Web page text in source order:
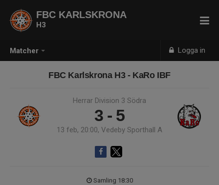
Matcher Logga in
FBC KARLSKRONA
H3
FBC Karlskrona H3 - KaRo IBF
Herrar Division 3 Södra
3 - 5
13 feb, 20:00, Vedeby Sporthall A
Samling 18:30